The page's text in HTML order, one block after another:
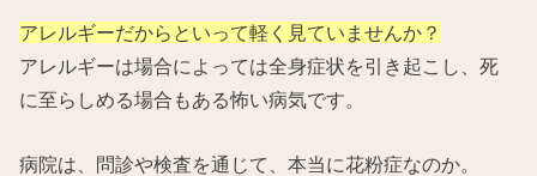
アレルギーだからといって軽く見ていませんか？
アレルギーは場合によっては全身症状を引き起こし、死
に至らしめる場合もある怖い病気です。
病院は、問診や検査を通じて、本当に花粉症なのか。